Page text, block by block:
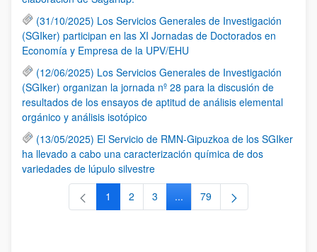
(31/10/2025) Los Servicios Generales de Investigación
(SGIker) participan en las XI Jornadas de Doctorados en
Economía y Empresa de la UPV/EHU
(12/06/2025) Los Servicios Generales de Investigación
(SGIker) organizan la jornada nº 28 para la discusión de
resultados de los ensayos de aptitud de análisis elemental
orgánico y análisis isotópico
(13/05/2025) El Servicio de RMN-Gipuzkoa de los SGIker
ha llevado a cabo una caracterización química de dos
variedades de lúpulo silvestre
Página
1 Página
2 Página
3 ...Páginas intermedias Use TAB
Página
79